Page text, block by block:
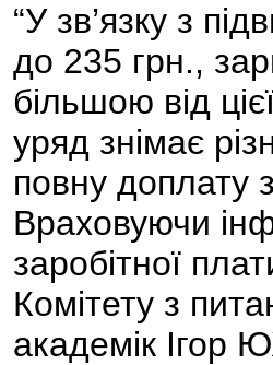
“У зв’язку з
до 235 грн.,
більшою від
уряд знімає
повну доплату
Враховуючи
заробітної
Комітету з
академік